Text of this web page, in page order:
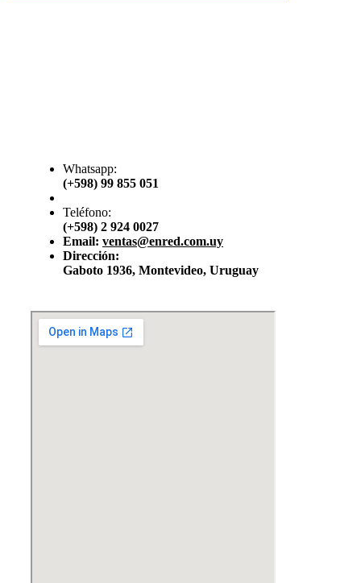
Whatsapp:
(+598) 99 855 051
Teléfono:
(+598) 2 924 0027
Email: ventas@enred.com.uy
Dirección:
Gaboto 1936, Montevideo, Uruguay